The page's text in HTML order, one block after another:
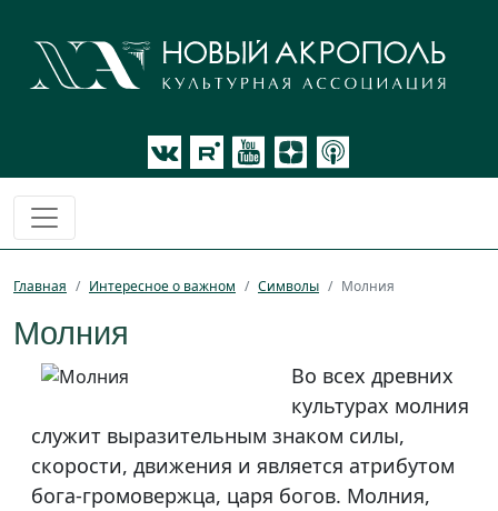
Главная Интересное о важном Символы Молния
Молния
Во всех древних
культурах молния
служит выразительным знаком силы,
скорости, движения и является атрибутом
бога-громовержца, царя богов. Молния,